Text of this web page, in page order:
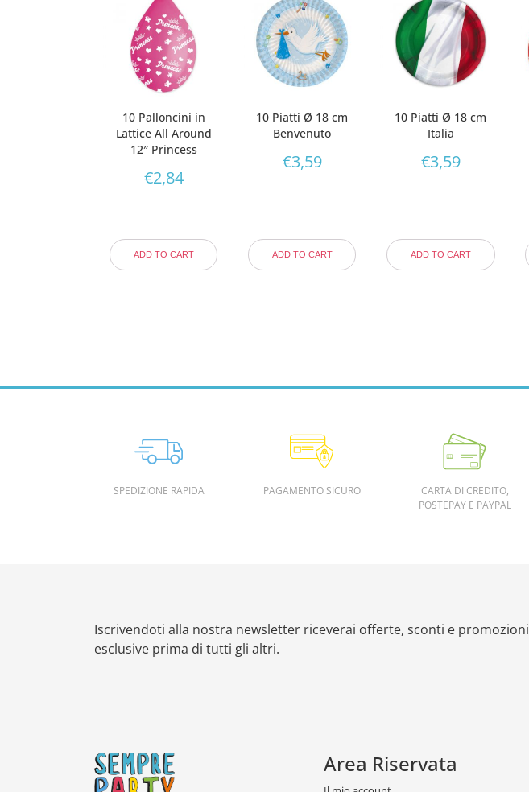
10 Palloncini in
Lattice All Around
12″ Princess
€2,84
ADD TO CART
10 Piatti Ø 18 cm
Benvenuto
€3,59
ADD TO CART
10 Piatti Ø 18 cm
Italia
€3,59
ADD TO CART
SPEDIZIONE RAPIDA PAGAMENTO SICURO
CARTA DI CREDITO,
POSTEPAY E PAYPAL
Iscrivendoti alla nostra newsletter riceverai offerte, sconti e promozioni
esclusive prima di tutti gli altri.
Area Riservata